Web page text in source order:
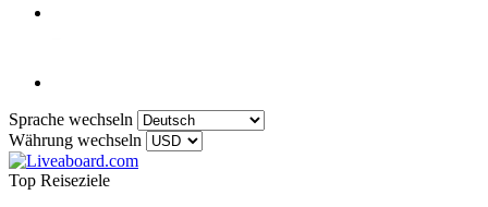
Sprache wechseln
Währung wechseln
Top Reiseziele